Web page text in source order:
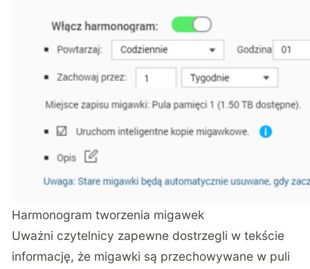
Harmonogram tworzenia migawek
Uważni czytelnicy zapewne dostrzegli w tekście
informację, że migawki są przechowywane w puli